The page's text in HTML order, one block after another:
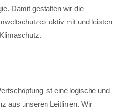
Damit gestalten wir die
aktiv mit und leisten
ist eine logische und
aus unseren Leitlinien. Wir